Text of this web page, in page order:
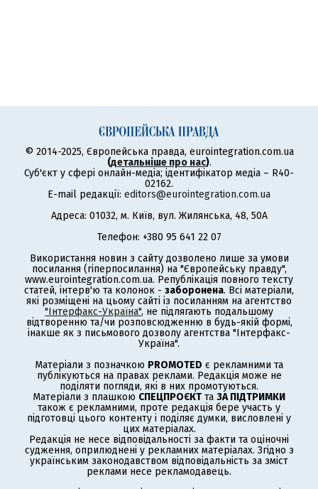
© 2014-2025, Європейська правда, eurointegration.com.ua
(детальніше про нас).
Суб'єкт у сфері онлайн-медіа; ідентифікатор медіа – R40-
02162.
E-mail редакції: editors@eurointegration.com.ua
Адреса: 01032, м. Київ, вул. Жилянська, 48, 50А
Телефон: +380 95 641 22 07
Використання новин з сайту дозволено лише за умови
посилання (гіперпосилання) на "Європейську правду",
www.eurointegration.com.ua. Републікація повного тексту
статей, інтерв'ю та колонок - заборонена. Всі матеріали,
які розміщені на цьому сайті із посиланням на агентство
"Інтерфакс-Україна", не підлягають подальшому
відтворенню та/чи розповсюдженню в будь-якій формі,
інакше як з письмового дозволу агентства "Інтерфакс-
Україна".
Матеріали з позначкою PROMOTED є рекламними та
публікуються на правах реклами. Редакція може не
поділяти погляди, які в них промотуються.
Матеріали з плашкою СПЕЦПРОЄКТ та ЗА ПІДТРИМКИ
також є рекламними, проте редакція бере участь у
підготовці цього контенту і поділяє думки, висловлені у
цих матеріалах.
Редакція не несе відповідальності за факти та оціночні
судження, оприлюднені у рекламних матеріалах. Згідно з
українським законодавством відповідальність за зміст
реклами несе рекламодавець.